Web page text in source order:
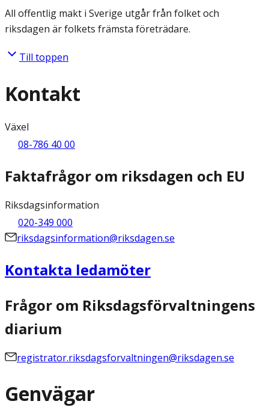
All offentlig makt i Sverige utgår från folket och
riksdagen är folkets främsta företrädare.
Till toppen
Kontakt
Växel
08-786 40 00
Faktafrågor om riksdagen och EU
Riksdagsinformation
020-349 000
riksdagsinformation@riksdagen.se
Kontakta ledamöter
Frågor om Riksdagsförvaltningens
diarium
registrator.riksdagsforvaltningen@riksdagen.se
Genvägar